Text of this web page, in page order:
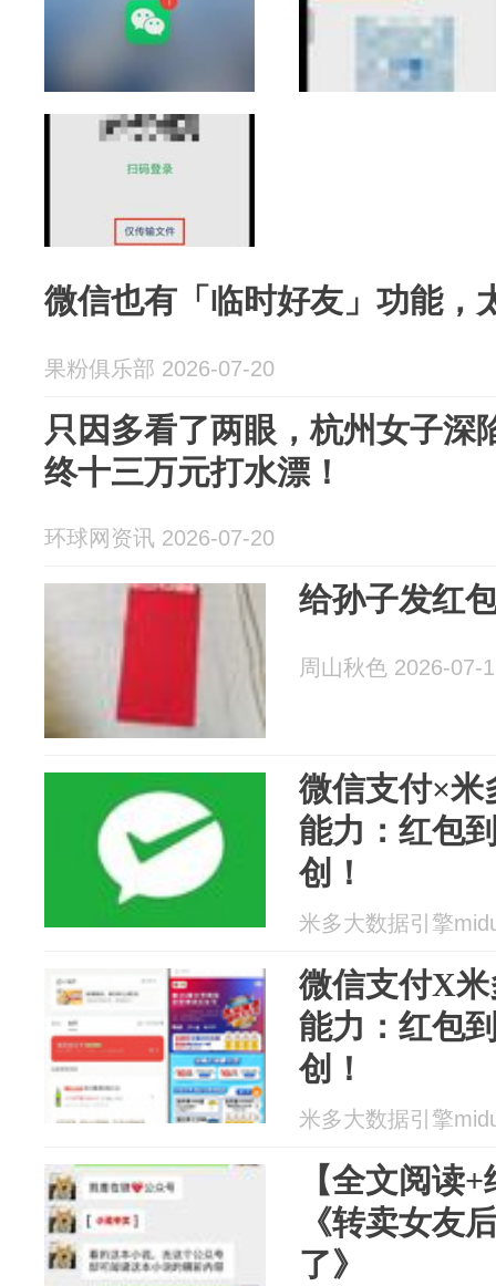
微信也有「临时好友」功能，
果粉俱乐部 2026-07-20
只因多看了两眼，杭州女子深
终十三万元打水漂！
环球网资讯 2026-07-20
给孙子发红
周山秋色 2026-07-
微信支付×米
能力：红包
创！
米多大数据引擎
微信支付X
能力：红包
创！
米多大数据引擎
【全文阅读
《转卖女友
了》